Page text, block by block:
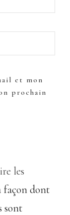
et mon
prochain
les
façon dont
sont